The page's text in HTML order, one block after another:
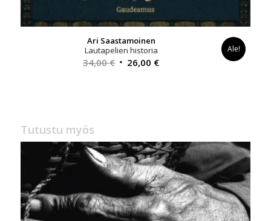
Ari Saastamoinen
Lautapelien historia
34,00€ Alkuperäinen
26,00 €Nykyinen
Ale!
Tutustu myös